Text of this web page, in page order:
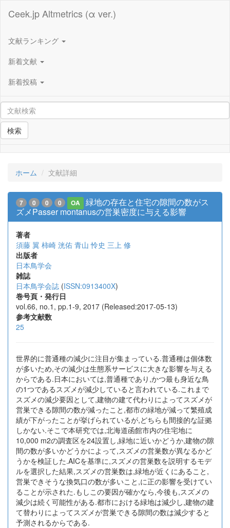
Ceek.jp Altmetrics (α ver.)
文献ランキング
新着文献
新着投稿
検索
ホーム 文献詳細
7 0 0 0 OA
緑地の存在と住宅の隙間の数がス
ズメPasser montanusの営巣密度に与える影響
著者
須藤 翼 柿崎 洸佑 青山 怜史 三上 修
出版者
日本鳥学会
雑誌
日本鳥学会誌 (ISSN:0913400X)
巻号頁・発行日
vol.66, no.1, pp.1-9, 2017 (Released:2017-05-13)
参考文献数
25
世界的に普通種の減少に注目が集まっている.普通種は個体数
が多いため,その減少は生態系サービスに大きな影響を与える
からである.日本においては,普通種であり,かつ最も身近な鳥
の1つであるスズメが減少していると言われている.これまで
スズメの減少要因として,建物の建て代わりによってスズメが
営巣できる隙間の数が減ったこと,都市の緑地が減って繁殖成
績が下がったことが挙げられているが,どちらも間接的な証拠
しかない.そこで本研究では,北海道函館市内の住宅地に
10,000 m2の調査区を24設置し,緑地に近いかどうか,建物の隙
間の数が多いかどうかによって,スズメの営巣数が異なるかど
うかを検証した.AICを基準に,スズメの営巣数を説明するモデ
ルを選択した結果,スズメの営巣数は,緑地が近くにあること,
営巣できそうな換気口の数が多いこと,に正の影響を受けてい
ることが示された.もしこの要因が確かなら,今後も,スズメの
減少は続く可能性がある.都市における緑地は減少し,建物の建
て替わりによってスズメが営巣できる隙間の数は減少すると
予測されるからである.